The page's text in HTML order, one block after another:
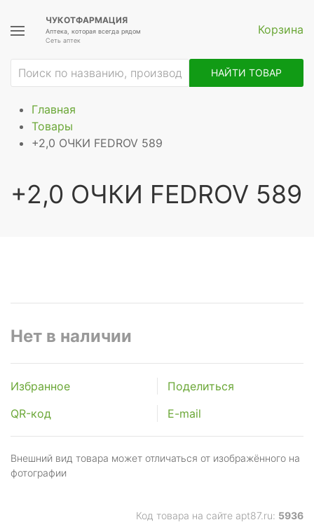
ЧУКОТФАРМАЦИЯ
Аптека, которая всегда рядом
Сеть аптек
Корзина
НАЙТИ ТОВАР
Главная
Товары
+2,0 ОЧКИ FEDROV 589
+2,0 ОЧКИ FEDROV 589
Нет в наличии
Избранное
Поделиться
QR-код
E-mail
Внешний вид товара может отличаться от изображённого на
фотографии
Код товара на сайте apt87.ru: 5936